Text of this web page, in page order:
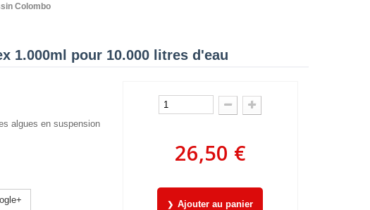
Colombo
1.000ml pour 10.000 litres d'eau
algues en suspension
26,50 €
Ajouter au panier